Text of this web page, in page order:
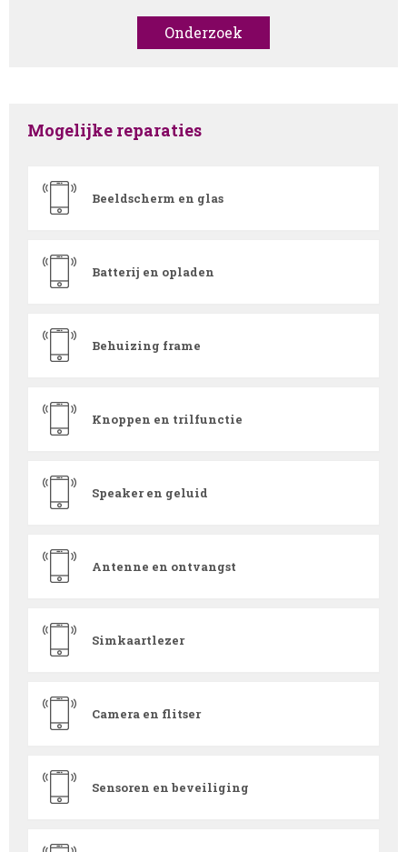
Onderzoek
Mogelijke reparaties
Beeldscherm en glas
Batterij en opladen
Behuizing frame
Knoppen en trilfunctie
Speaker en geluid
Antenne en ontvangst
Simkaartlezer
Camera en flitser
Sensoren en beveiliging